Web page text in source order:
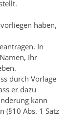
haben,
In
Ihr
durch Vorlage
er dazu
kann
(§10 Abs. 1 Satz